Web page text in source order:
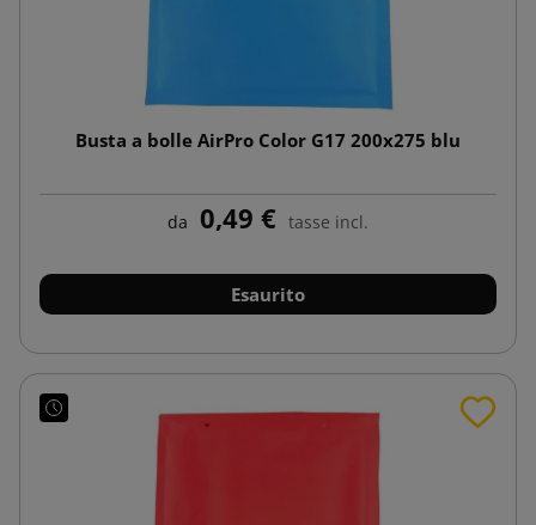
Busta a bolle AirPro Color G17 200x275 blu
da 0,49 € tasse incl.
Esaurito